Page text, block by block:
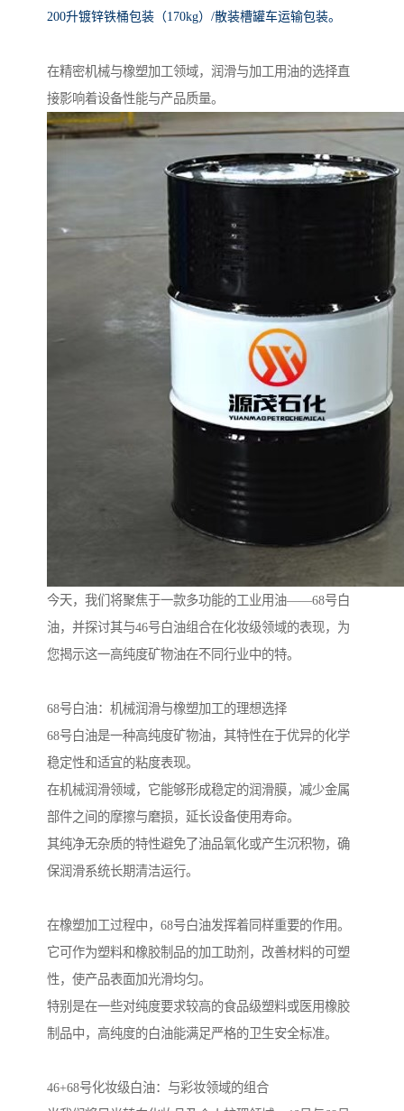
200升镀锌铁桶包装（170kg）/散装槽罐车运输包装。
在精密机械与橡塑加工领域，润滑与加工用油的选择直
接影响着设备性能与产品质量。
今天，我们将聚焦于一款多功能的工业用油——68号白
油，并探讨其与46号白油组合在化妆级领域的表现，为
您揭示这一高纯度矿物油在不同行业中的特。
68号白油：机械润滑与橡塑加工的理想选择
68号白油是一种高纯度矿物油，其特性在于优异的化学
稳定性和适宜的粘度表现。
在机械润滑领域，它能够形成稳定的润滑膜，减少金属
部件之间的摩擦与磨损，延长设备使用寿命。
其纯净无杂质的特性避免了油品氧化或产生沉积物，确
保润滑系统长期清洁运行。
在橡塑加工过程中，68号白油发挥着同样重要的作用。
它可作为塑料和橡胶制品的加工助剂，改善材料的可塑
性，使产品表面加光滑均匀。
特别是在一些对纯度要求较高的食品级塑料或医用橡胶
制品中，高纯度的白油能满足严格的卫生安全标准。
46+68号化妆级白油：与彩妆领域的组合